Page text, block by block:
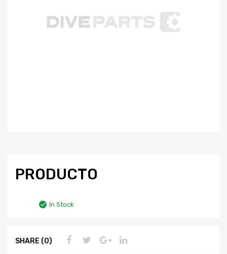
PRODUCTO
In Stock
SHARE (0)